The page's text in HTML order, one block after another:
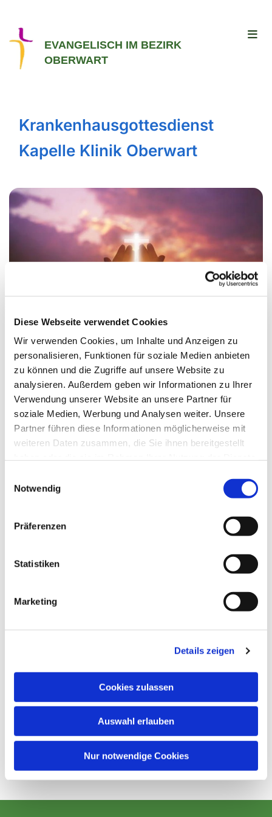
Diese Webseite verwendet Cookies
Wir verwenden Cookies, um Inhalte und Anzeigen zu
personalisieren, Funktionen für soziale Medien anbieten
zu können und die Zugriffe auf unsere Website zu
analysieren. Außerdem geben wir Informationen zu Ihrer
Verwendung unserer Website an unsere Partner für
soziale Medien, Werbung und Analysen weiter. Unsere
Partner führen diese Informationen möglicherweise mit
weiteren Daten zusammen, die Sie ihnen bereitgestellt
Notwendig
Präferenzen
Statistiken
Marketing
Details zeigen
Cookies zulassen
Auswahl erlauben
Nur notwendige Cookies
EVANGELISCH IM BEZIRK
OBERWART
Krankenhausgottesdienst
Kapelle Klinik Oberwart
Donnerstag, 23. Dezember 2027,
18:00 Uhr
Krankenhauskapelle Klinik
Oberwart, Dornburggasse 80, 7400